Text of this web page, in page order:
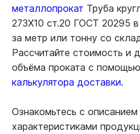
металлопрокат Труба
273Х10 ст.20 ГОСТ 20295
за метр или тонну со
Рассчитайте стоимость и
объёма проката с помощью
калькулятора доставки.
Ознакомьтесь с
характеристиками